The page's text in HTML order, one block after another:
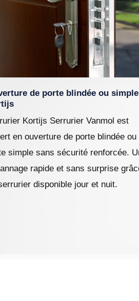
de porte blindée ou
Kortijs Serrurier Vanmol est
en ouverture de porte blindée ou
simple sans sécurité renforcée.
rapide et sans surprise
disponible jour et nuit.